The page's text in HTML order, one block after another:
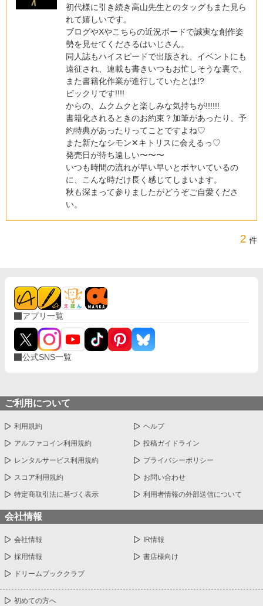
初代様に引き続き高山先生とのタッグもまた見ら
れて嬉しいです。
ブログやXやこちらの近況ボードで誠実な創作姿
勢を見せてくださるはいじさん。
同人誌もハイスピードで出版され、イベントにも
遠征され、連載も書きいつもお忙しそうな裏で、
また書籍化作業が進行していたとは!?
ビックリです!!!!
からの、ムクムクと楽しみな気持ちが!!!!!!
書籍化されるときのお約束？加筆があったり、予
約特典があったりってことですよね♡
また新たなシモン✕キトリスに会えるっ♡
発売日が待ち遠しい〜〜〜
いつも時間の流れが早い早いとボヤいているの
に、こんな時だけ長く感じてしまいます。
秋も深まって参りましたがどうぞご自愛くださ
い。
2 件
アプリ一覧
公式SNS一覧
ご利用について
利用規約 ヘルプ
アルファコイン利用規約 投稿ガイドライン
レンタルサービス利用規約 プライバシーポリシー
スコア利用規約 お問い合わせ
特定商取引法に基づく表示 利用者情報の外部送信について
会社情報
会社情報 IR情報
採用情報 書店様向け
ドリームブッククラブ
初めての方へ